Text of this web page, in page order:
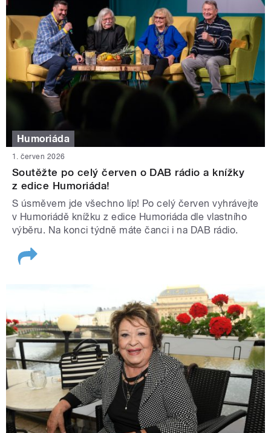
Humoriáda
1. červen 2026
Soutěžte po celý červen o DAB rádio a knížky
z edice Humoriáda!
S úsměvem jde všechno líp! Po celý červen vyhrávejte
v Humoriádě knížku z edice Humoriáda dle vlastního
výběru. Na konci týdně máte čanci i na DAB rádio.